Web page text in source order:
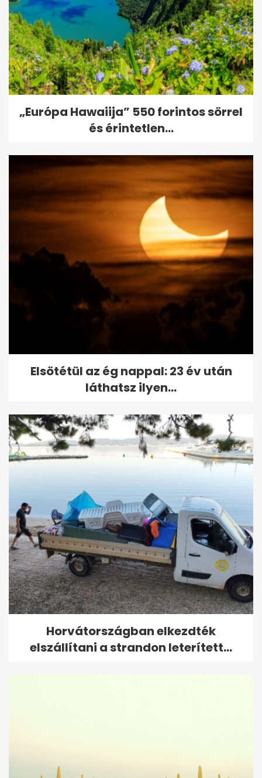
„Európa Hawaiija” 550 forintos sörrel
és érintetlen...
Elsötétül az ég nappal: 23 év után
láthatsz ilyen...
Horvátországban elkezdték
elszállítani a strandon leterített...